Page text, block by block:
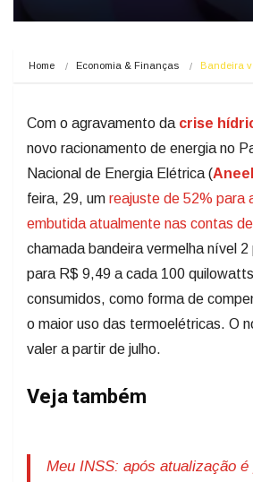
Home Economia & Finanças Bandeira
Com o agravamento da crise
novo racionamento de energia no
Nacional de Energia Elétrica (Aneel
feira, 29, um reajuste de 52% para
embutida atualmente nas contas
chamada bandeira vermelha nível
para R$ 9,49 a cada 100
consumidos, como forma de
o maior uso das termoelétricas. O
valer a partir de julho.
Veja também
Meu INSS: após atualização